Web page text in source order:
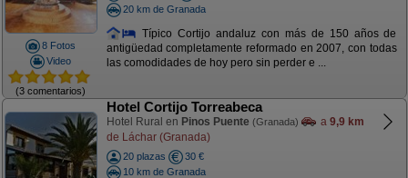
8 Fotos
Video
(3 comentarios)
20 km de Granada
Típico Cortijo andaluz con más de 150 años de
antigüedad completamente reformado en 2007, con todas
las comodidades de hoy pero sin perder e ...
Hotel Cortijo Torreabeca
Hotel Rural en Pinos Puente (Granada) a 9,9 km
de Láchar (Granada)
20 plazas
30 €
10 km de Granada